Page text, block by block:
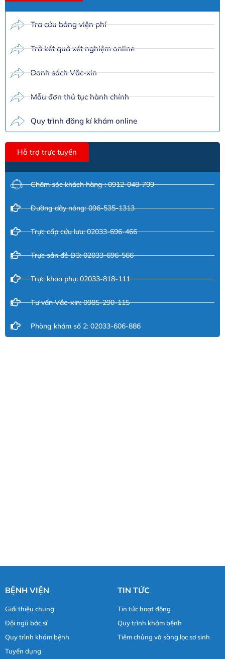
Tra cứu bảng viện phí
Trả kết quả xét nghiệm online
Danh sách Vắc-xin
Mẫu đơn thủ tục hành chính
Quy trình đăng kí khám online
Hỗ trợ trực tuyến
Chăm sóc khách hàng : 0912-048-799
Đường dây nóng: 096-535-1313
Trực cấp cứu lưu: 02033-696-466
Trực sản đẻ D3: 02033-696-566
Trực khoa phụ: 02033-818-111
Tư vấn Vắc-xin: 0985-290-115
Phòng khám số 2: 02033-606-886
BỆNH VIỆN
Giới thiệu chung
Đội ngũ bác sĩ
Quy trình khám bệnh
Tuyển dụng
TIN TỨC
Tin tức hoạt động
Quy trình khám bệnh
Tiêm chủng và sàng lọc sơ sinh